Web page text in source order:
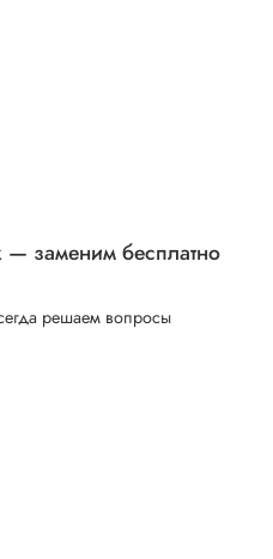
— заменим бесплатно
решаем вопросы